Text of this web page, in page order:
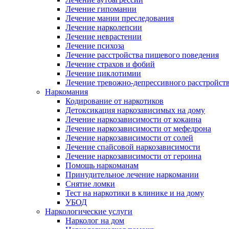
Лечение гипомании
Лечение мании преследования
Лечение нарколепсии
Лечение неврастении
Лечение психоза
Лечение расстройства пищевого поведения
Лечение страхов и фобий
Лечение циклотимии
Лечение тревожно-депрессивного
Наркомания
Кодирование от наркотиков
Детоксикация наркозависимых на дому
Лечение наркозависимости от кокаина
Лечение наркозависимости от мефедрона
Лечение наркозависимости от солей
Лечение спайсовой наркозависимости
Лечение наркозависимости от героина
Помощь наркоманам
Принудительное лечение наркомании
Снятие ломки
Тест на наркотики в клинике и на дому
УБОД
Наркологические услуги
Нарколог на дом